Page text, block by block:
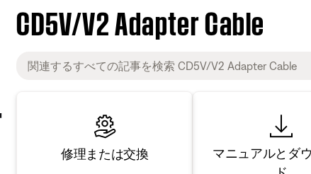
CD5V/V2 Adapter Cable
修理または交換
マニュアルとダ